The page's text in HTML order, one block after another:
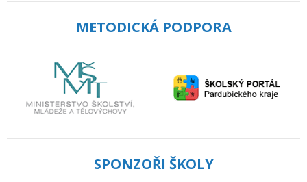
METODICKÁ PODPORA
SPONZOŘI ŠKOLY